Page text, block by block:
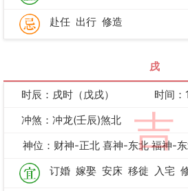
赴任 出行 修造
戌
吉
时辰：戌时（戊戌）
时间
冲煞：冲龙(壬辰)煞北
神位：财神-正北 喜神-东北 福神-
订婚 嫁娶 安床 移徙 入宅